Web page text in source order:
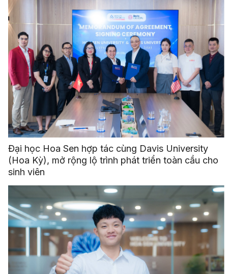
Đại học Hoa Sen hợp tác cùng Davis University
(Hoa Kỳ), mở rộng lộ trình phát triển toàn cầu cho
sinh viên